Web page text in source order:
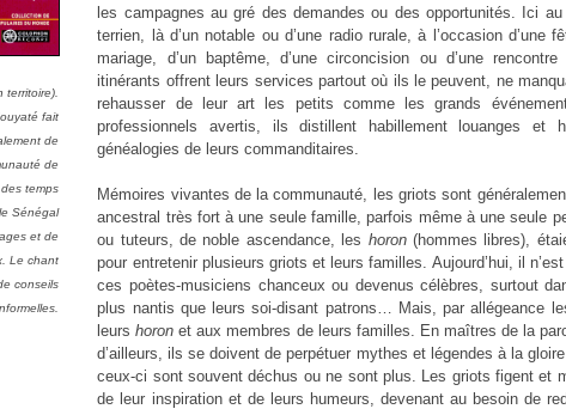
territoire).
fait
de
de
temps
Sénégal
et de
Le chant
conseils
les campagnes au gré des demandes ou des opportunités. Ici au
terrien, là d’un notable ou d’une radio rurale, à l’occasion d’une
mariage, d’un baptême, d’une circoncision ou d’une
itinérants offrent leurs services partout où ils le peuvent, ne
rehausser de leur art les petits comme les grands
professionnels avertis, ils distillent habillement louanges et
généalogies de leurs commanditaires.
Mémoires vivantes de la communauté, les griots sont
ancestral très fort à une seule famille, parfois même à une seule
ou tuteurs, de noble ascendance, les horon(hommes libres),
pour entretenir plusieurs griots et leurs familles. Aujourd’hui, il
ces poètes-musiciens chanceux ou devenus célèbres, surtout
plus nantis que leurs soi-disant patrons… Mais, par allégeance
leurshoron et aux membres de leurs familles. En maîtres de la
d’ailleurs, ils se doivent de perpétuer mythes et légendes à la
ceux-ci sont souvent déchus ou ne sont plus. Les griots figent et
de leur inspiration et de leurs humeurs, devenant au besoin de